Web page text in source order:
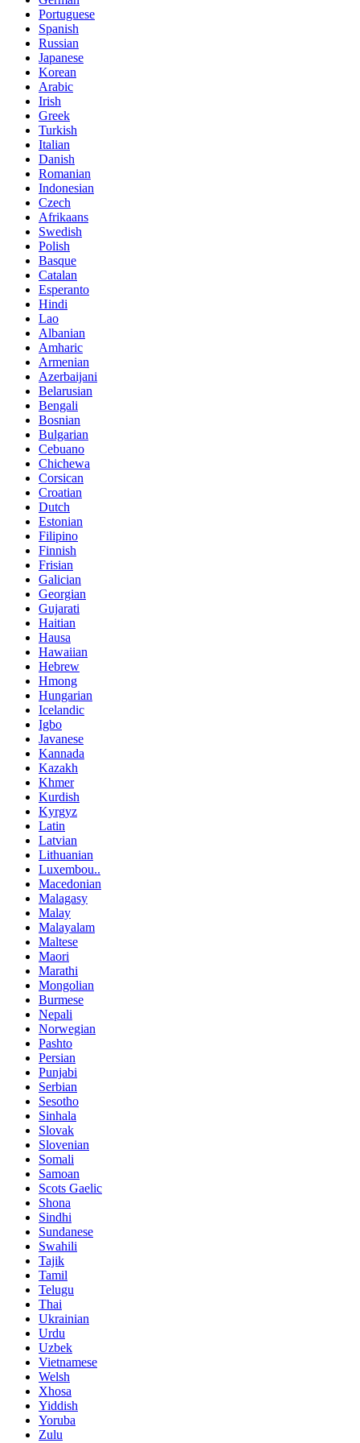
Portuguese
Spanish
Russian
Japanese
Korean
Arabic
Irish
Greek
Turkish
Italian
Danish
Romanian
Indonesian
Czech
Afrikaans
Swedish
Polish
Basque
Catalan
Esperanto
Hindi
Lao
Albanian
Amharic
Armenian
Azerbaijani
Belarusian
Bengali
Bosnian
Bulgarian
Cebuano
Chichewa
Corsican
Croatian
Dutch
Estonian
Filipino
Finnish
Frisian
Galician
Georgian
Gujarati
Haitian
Hausa
Hawaiian
Hebrew
Hmong
Hungarian
Icelandic
Igbo
Javanese
Kannada
Kazakh
Khmer
Kurdish
Kyrgyz
Latin
Latvian
Lithuanian
Luxembou..
Macedonian
Malagasy
Malay
Malayalam
Maltese
Maori
Marathi
Mongolian
Burmese
Nepali
Norwegian
Pashto
Persian
Punjabi
Serbian
Sesotho
Sinhala
Slovak
Slovenian
Somali
Samoan
Scots Gaelic
Shona
Sindhi
Sundanese
Swahili
Tajik
Tamil
Telugu
Thai
Ukrainian
Urdu
Uzbek
Vietnamese
Welsh
Xhosa
Yiddish
Yoruba
Zulu